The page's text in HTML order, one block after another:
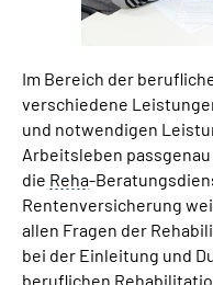
Language
Inhalte in
Leichte Sprache
Im Bereich der
verschiedene
und notwendigen
Arbeitsleben
die Reha-
Rentenversicherung
allen Fragen der
bei der Einleitung und
beruflichen